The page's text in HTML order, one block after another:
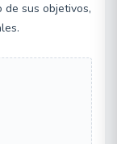
sus objetivos,